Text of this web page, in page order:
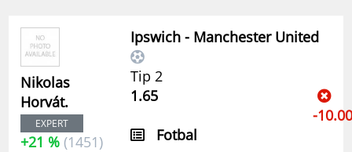
Nikolas
Horvát.
EXPERT
+21 % (1451)
Ipswich - Manchester United
Tip 2
1.65
Fotbal
-10.00